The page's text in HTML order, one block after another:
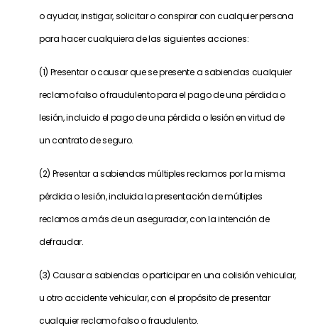
o ayudar, instigar, solicitar o conspirar con cualquier persona
para hacer cualquiera de las siguientes acciones:
(1) Presentar o causar que se presente a sabiendas cualquier
reclamo falso o fraudulento para el pago de una pérdida o
lesión, incluido el pago de una pérdida o lesión en virtud de
un contrato de seguro.
(2) Presentar a sabiendas múltiples reclamos por la misma
pérdida o lesión, incluida la presentación de múltiples
reclamos a más de un asegurador, con la intención de
defraudar.
(3) Causar a sabiendas o participar en una colisión vehicular,
u otro accidente vehicular, con el propósito de presentar
cualquier reclamo falso o fraudulento.